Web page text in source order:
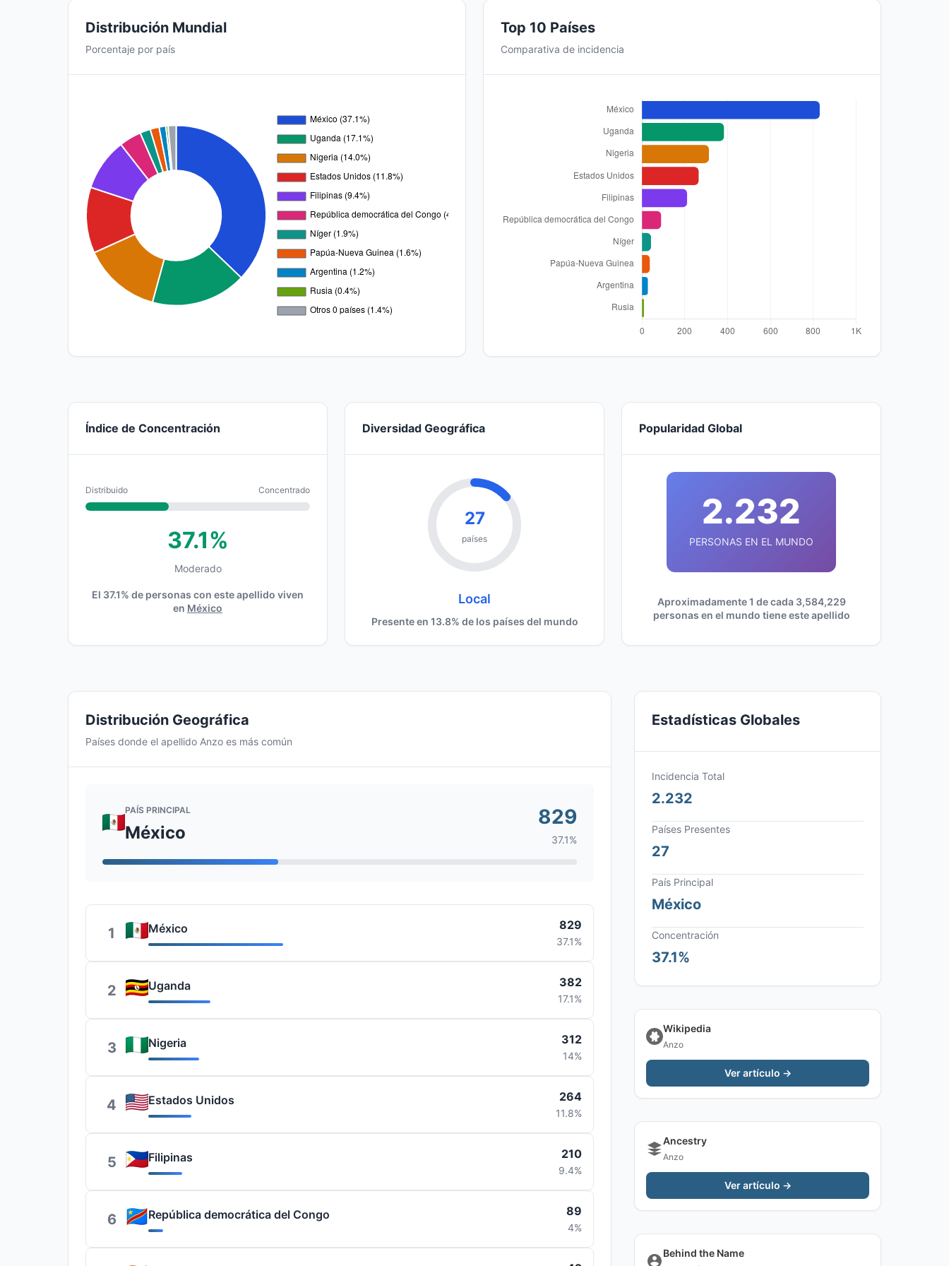
Distribución Mundial
Porcentaje por país
Top 10 Países
Comparativa de incidencia
Índice de Concentración
Distribuido Concentrado
37.1%
Moderado
El 37.1% de personas con este apellido viven
en México
Diversidad Geográfica
27
países
Local
Presente en 13.8% de los países del mundo
Popularidad Global
2.232
PERSONAS EN EL MUNDO
Aproximadamente 1 de cada 3,584,229
personas en el mundo tiene este apellido
Distribución Geográfica
Países donde el apellido Anzo es más común
PAÍS PRINCIPAL
México
829
37.1%
1 México 829
37.1%
2 Uganda 382
17.1%
3 Nigeria 312
14%
4 Estados Unidos 264
11.8%
5 Filipinas 210
9.4%
6 República democrática del Congo 89
4%
Estadísticas Globales
Incidencia Total
2.232
Países Presentes
27
País Principal
México
Concentración
37.1%
Wikipedia
Anzo
Ver artículo →
Ancestry
Anzo
Ver artículo →
Behind the Name